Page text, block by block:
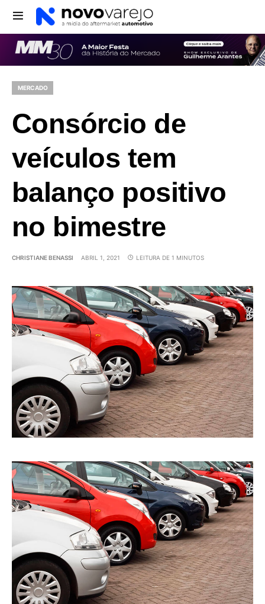
MERCADO
Consórcio de
veículos tem
balanço positivo
no bimestre
CHRISTIANE BENASSI ABRIL 1, 2021 LEITURA DE 1 MINUTOS